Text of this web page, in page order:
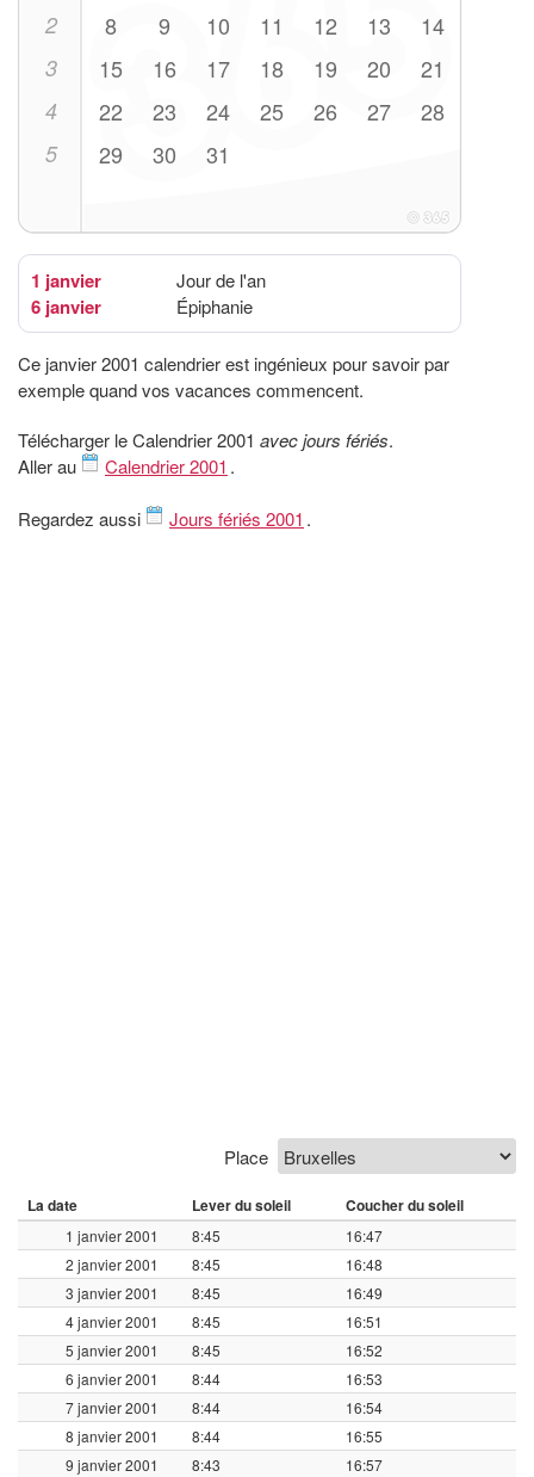
2 8 9 10 11 12 13 14
3 15 16 17 18 19 20 21
4 22 23 24 25 26 27 28
5 29 30 31
1 janvier Jour de l'an
6 janvier Épiphanie
Ce janvier 2001 calendrier est ingénieux pour savoir par
exemple quand vos vacances commencent.
Télécharger le Calendrier 2001 avec jours fériés.
Aller au
Calendrier 2001 .
Regardez aussi Jours fériés 2001 .
Place
La date Lever du soleil Coucher du soleil
1 janvier 2001 8:45
16:47
2 janvier 2001
8:45
16:48
3 janvier 2001
8:45
16:49
4 janvier 2001
8:45
16:51
5 janvier 2001
8:45
16:52
6 janvier 2001
8:44
16:53
7 janvier 2001
8:44
16:54
8 janvier 2001
8:44
16:55
9 janvier 2001
8:43 16:57